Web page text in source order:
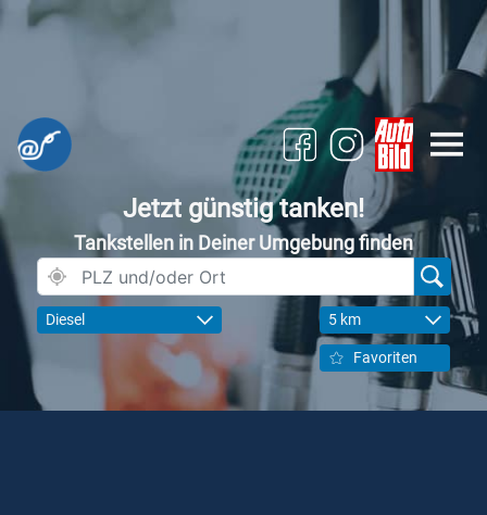
Jetzt günstig tanken!
Tankstellen in Deiner Umgebung finden
Diesel 5 km
Favoriten